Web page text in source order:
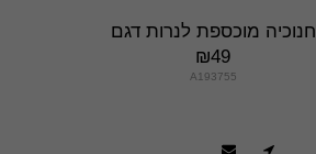
חנוכיה מוכספת לנרות דגם
₪49
A193755